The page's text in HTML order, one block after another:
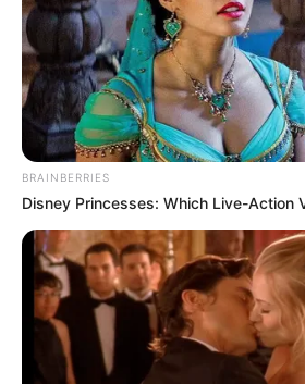
BRAINBERRIES
Disney Princesses: Which Live-Action